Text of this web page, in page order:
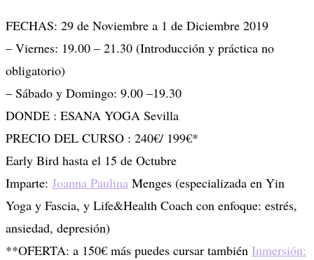
FECHAS: 29 de Noviembre a 1 de Diciembre 2019
– Viernes: 19.00 – 21.30 (Introducción y práctica no
obligatorio)
– Sábado y Domingo: 9.00 –19.30
DONDE : ESANA YOGA Sevilla
PRECIO DEL CURSO : 240€/ 199€*
Early Bird hasta el 15 de Octubre
Imparte: Joanna Paulina Menges (especializada en Yin
Yoga y Fascia, y Life&Health Coach con enfoque: estrés,
ansiedad, depresión)
**OFERTA: a 150€ más puedes cursar también Inmersión: